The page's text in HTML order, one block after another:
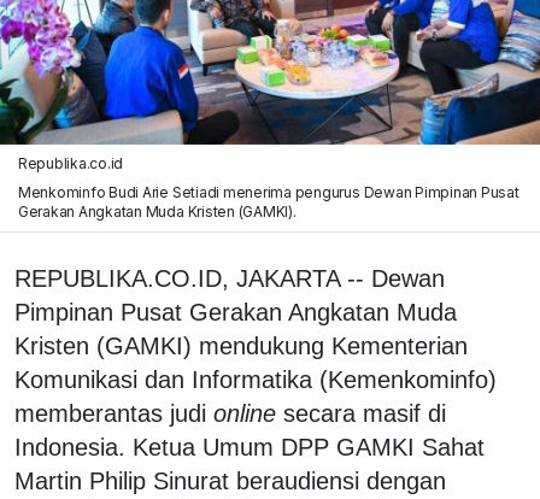
Republika.co.id
Menkominfo Budi Arie Setiadi menerima pengurus Dewan Pimpinan Pusat
Gerakan Angkatan Muda Kristen (GAMKI).
REPUBLIKA.CO.ID, JAKARTA -- Dewan
Pimpinan Pusat Gerakan Angkatan Muda
Kristen (GAMKI) mendukung Kementerian
Komunikasi dan Informatika (Kemenkominfo)
memberantas judi online secara masif di
Indonesia. Ketua Umum DPP GAMKI Sahat
Martin Philip Sinurat beraudiensi dengan